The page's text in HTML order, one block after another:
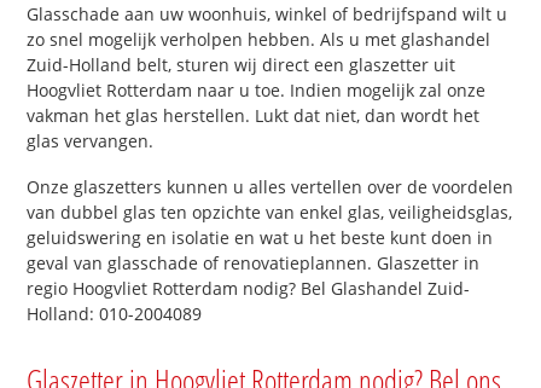
Glasschade aan uw woonhuis, winkel of bedrijfspand wilt u
zo snel mogelijk verholpen hebben. Als u met glashandel
Zuid-Holland belt, sturen wij direct een glaszetter uit
Hoogvliet Rotterdam naar u toe. Indien mogelijk zal onze
vakman het glas herstellen. Lukt dat niet, dan wordt het
glas vervangen.
Onze glaszetters kunnen u alles vertellen over de voordelen
van dubbel glas ten opzichte van enkel glas, veiligheidsglas,
geluidswering en isolatie en wat u het beste kunt doen in
geval van glasschade of renovatieplannen. Glaszetter in
regio Hoogvliet Rotterdam nodig? Bel Glashandel Zuid-
Holland: 010-2004089
Glaszetter in Hoogvliet Rotterdam nodig? Bel ons